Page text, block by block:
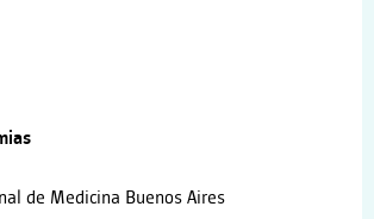
de Medicina Buenos Aires